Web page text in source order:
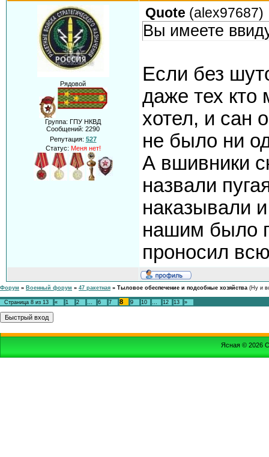
Рядовой
Группа: ГПУ НКВД
Сообщений: 2290
Репутация: 527
Статус: Меня нет!
Quote (alex97687)
Вы имеете
Если без
даже тех кто
хотел, и сан
не было ни
А вшивники
назвали
наказывали
нашим было
проносил
Форум » Военный форум » 47 ракетная » Тыловое обеспечение и подсобные хозяйства (Ну и
Страница 8 из 13 « 1 2 … 6 7 8 9 10 … 12 13 »
Ясная © 2026